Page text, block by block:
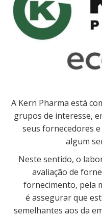
A Kern Pharma está
grupos de interesse,
seus fornecedores
algum
Neste sentido, o
avaliação de
fornecimento, pela
é assegurar que
semelhantes aos da